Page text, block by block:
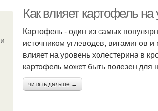
Как влияет картофель
Картофель - один из самых
источником углеводов, витаминов
влияет на уровень холестерина в
картофель может быть полезен для
читать дальше →